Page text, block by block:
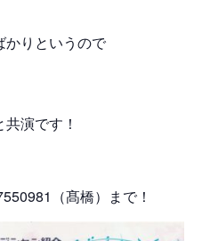
かりというので
演です！
（髙橋）まで！